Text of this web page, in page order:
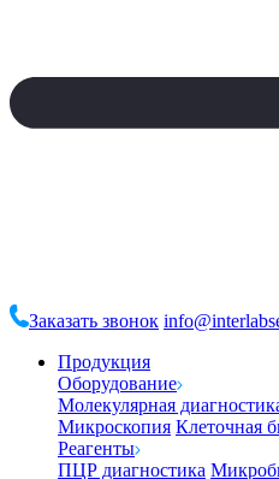
Заказать звонок
Продукция
Оборудование
Молекулярная
Микроскопия Клеточная
Реагенты
ПЦР диагностика